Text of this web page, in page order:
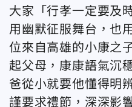
大家「行孝一定要及
用幽默征服舞台，也
位來自高雄的小康之
起父母，康康語氣沉
爸從小就要他懂得明
謹要求禮節，深深影